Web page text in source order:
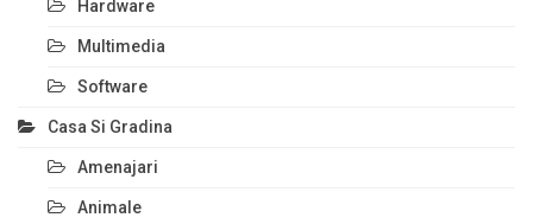
Hardware
Multimedia
Software
Casa Si Gradina
Amenajari
Animale